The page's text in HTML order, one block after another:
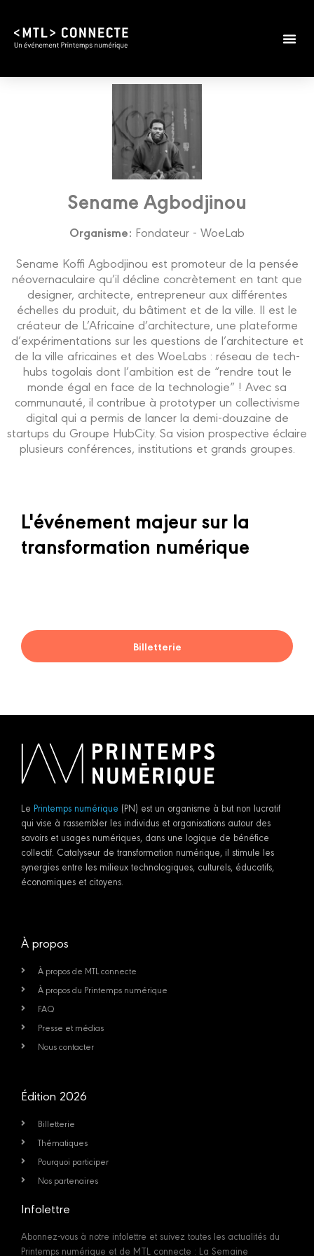
Sename Agbodjinou
Organisme: Fondateur - WoeLab
Sename Koffi Agbodjinou est promoteur de la pensée
néovernaculaire qu’il décline concrètement en tant que
designer, architecte, entrepreneur aux différentes
échelles du produit, du bâtiment et de la ville. Il est le
créateur de L’Africaine d’architecture, une plateforme
d’expérimentations sur les questions de l’architecture et
de la ville africaines et des WoeLabs : réseau de tech-
hubs togolais dont l’ambition est de “rendre tout le
monde égal en face de la technologie” ! Avec sa
communauté, il contribue à prototyper un collectivisme
digital qui a permis de lancer la demi-douzaine de
startups du Groupe HubCity. Sa vision prospective éclaire
plusieurs conférences, institutions et grands groupes.
L'événement majeur sur la
transformation numérique
Billetterie
Le Printemps numérique (PN) est un organisme à but non lucratif
qui vise à rassembler les individus et organisations autour des
savoirs et usages numériques, dans une logique de bénéfice
collectif. Catalyseur de transformation numérique, il stimule les
synergies entre les milieux technologiques, culturels, éducatifs,
économiques et citoyens.
À propos
À propos de MTL connecte
À propos du Printemps numérique
FAQ
Presse et médias
Nous contacter
Édition 2026
Billetterie
Thématiques
Pourquoi participer
Nos partenaires
Infolettre
Abonnez-vous à notre infolettre et suivez toutes les actualités du
Printemps numérique et de MTL connecte : La Semaine